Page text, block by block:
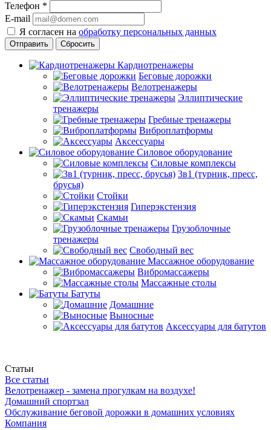
Телефон *
E-mail
Я согласен на обработку персональных данных
Сбросить
Кардиотренажеры
Беговые дорожки
Велотренажеры
Эллиптические
тренажеры
Гребные тренажеры
Виброплатформы
Аксессуары
Силовое оборудование
Силовые комплексы
3в1 (турник, пресс,
брусья)
Стойки
Гиперэкстензия
Скамьи
Грузоблочные
тренажеры
Свободный вес
Массажное оборудование
Вибромассажеры
Массажные столы
Батуты
Домашние
Выносные
Аксессуары для батутов
Статьи
Все статьи
Велотренажер - замена прогулкам на воздухе!
Домашний спортзал
Обслуживание беговой дорожки в домашних условиях
Компания